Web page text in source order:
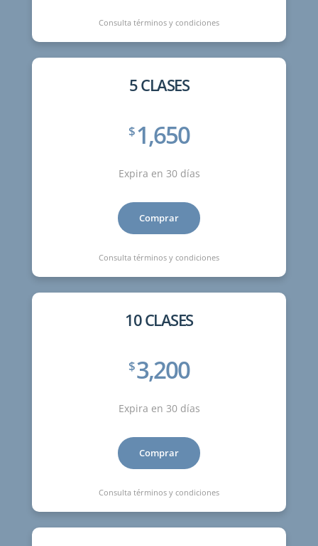
Consulta términos y condiciones
5 CLASES
$ 1,650
Expira en 30 días
Comprar
Consulta términos y condiciones
10 CLASES
$3,200
Expira en 30 días
Comprar
Consulta términos y condiciones